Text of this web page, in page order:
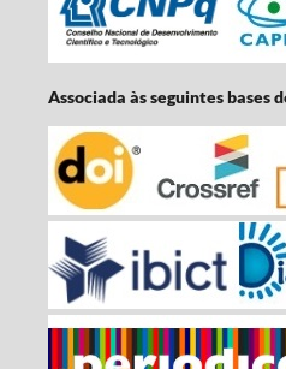
Associada às seguintes bases